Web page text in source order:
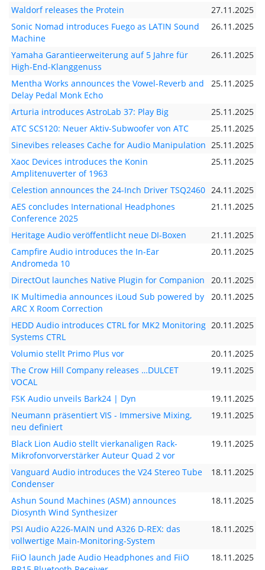
Waldorf releases the Protein
27.11.2025
Sonic Nomad introduces Fuego as LATIN Sound
Machine
26.11.2025
Yamaha Garantieerweiterung auf 5 Jahre für
High-End-Klanggenuss
26.11.2025
Mentha Works announces the Vowel-Reverb and
Delay Pedal Monk Echo
25.11.2025
Arturia introduces AstroLab 37: Play Big
25.11.2025
ATC SCS120: Neuer Aktiv-Subwoofer von ATC
25.11.2025
Sinevibes releases Cache for Audio Manipulation 25.11.2025
Xaoc Devices introduces the Konin
Amplitenuverter of 1963
25.11.2025
Celestion announces the 24-Inch Driver TSQ2460 24.11.2025
AES concludes International Headphones
Conference 2025
21.11.2025
Heritage Audio veröffentlicht neue DI-Boxen
21.11.2025
Campfire Audio introduces the In-Ear
Andromeda 10
20.11.2025
DirectOut launches Native Plugin for Companion
20.11.2025
IK Multimedia announces iLoud Sub powered by
ARC X Room Correction
20.11.2025
HEDD Audio introduces CTRL for MK2 Monitoring
Systems CTRL
20.11.2025
Volumio stellt Primo Plus vor
20.11.2025
The Crow Hill Company releases …DULCET
VOCAL
19.11.2025
FSK Audio unveils Bark24 | Dyn
19.11.2025
Neumann präsentiert VIS - Immersive Mixing,
neu definiert
19.11.2025
Black Lion Audio stellt vierkanaligen Rack-
Mikrofonvorverstärker Auteur Quad 2 vor
19.11.2025
Vanguard Audio introduces the V24 Stereo Tube
Condenser
18.11.2025
Ashun Sound Machines (ASM) announces
Diosynth Wind Synthesizer
18.11.2025
PSI Audio A226-MAIN und A326 D-REX: das
vollwertige Main-Monitoring-System
18.11.2025
FiiO launch Jade Audio Headphones and FiiO
18.11.2025